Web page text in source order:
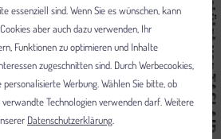
essenziell sind. Wenn Sie es wünschen, kann
aber auch dazu verwenden, Ihr
Funktionen zu optimieren und Inhalte
zugeschnitten sind. Durch Werbecookies,
Werbung. Wählen Sie bitte, ob
Technologien verwenden darf. Weitere
Datenschutzerklärung